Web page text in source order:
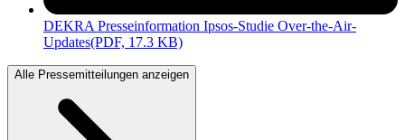
DEKRA Presseinformation Ipsos-Studie Over-the-Air-
Updates(PDF, 17.3 KB)
Alle Pressemitteilungen anzeigen